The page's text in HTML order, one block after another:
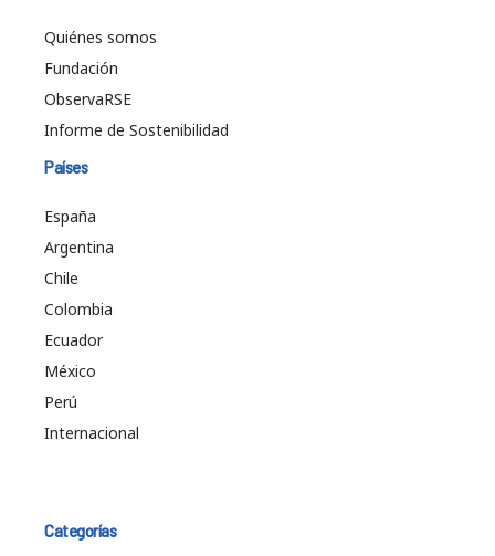
Quiénes somos
Fundación
ObservaRSE
Informe de Sostenibilidad
Países
España
Argentina
Chile
Colombia
Ecuador
México
Perú
Internacional
Categorías